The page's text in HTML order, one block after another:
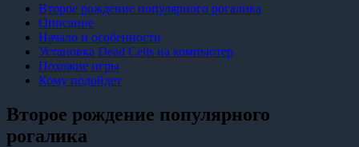
Второе рождение популярного рогалика
Описание
Начало и особенности
Установка Dead Cells на компьютер
Похожие игры
Кому подойдет
Второе рождение популярного
рогалика